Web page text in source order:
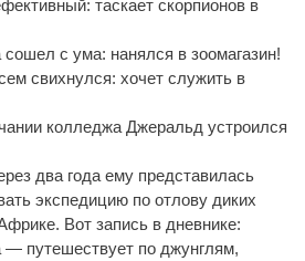
таскает скорпионов в
с ума: нанялся в зоомагазин!
свихнулся: хочет служить в
колледжа Джеральд устроился
два года ему представилась
экспедицию по отлову диких
Вот запись в дневнике:
— путешествует по джунглям,